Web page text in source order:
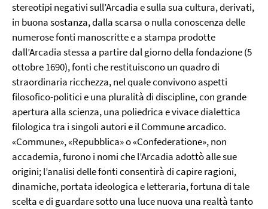
stereotipi negativi sull’Arcadia e sulla sua cultura, derivati,
in buona sostanza, dalla scarsa o nulla conoscenza delle
numerose fonti manoscritte e a stampa prodotte
dall’Arcadia stessa a partire dal giorno della fondazione (5
ottobre 1690), fonti che restituiscono un quadro di
straordinaria ricchezza, nel quale convivono aspetti
filosofico-politici e una pluralità di discipline, con grande
apertura alla scienza, una poliedrica e vivace dialettica
filologica tra i singoli autori e il Commune arcadico.
«Commune», «Repubblica» o «Confederatione», non
accademia, furono i nomi che l’Arcadia adottò alle sue
origini; l’analisi delle fonti consentirà di capire ragioni,
dinamiche, portata ideologica e letteraria, fortuna di tale
scelta e di guardare sotto una luce nuova una realtà tanto